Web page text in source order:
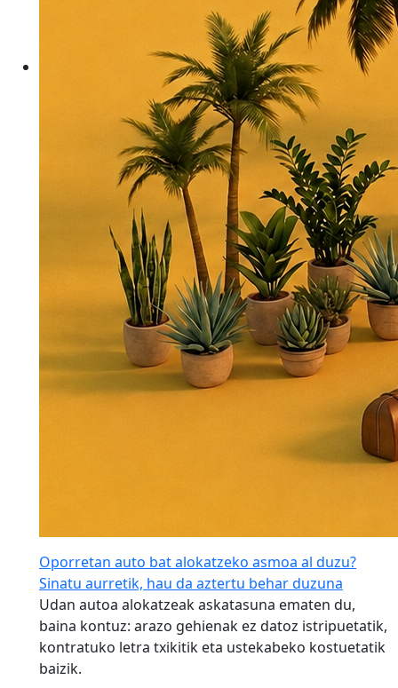
Oporretan auto bat alokatzeko asmoa al duzu?
Sinatu aurretik, hau da aztertu behar duzuna
Udan autoa alokatzeak askatasuna ematen du,
baina kontuz: arazo gehienak ez datoz istripuetatik,
kontratuko letra txikitik eta ustekabeko kostuetatik
baizik.